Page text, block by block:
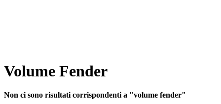
Volume Fender
Non ci sono risultati corrispondenti a "volume fender"